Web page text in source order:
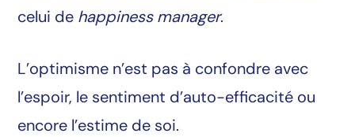
celui de happiness manager.
L’optimisme n’est pas à confondre avec
l’espoir, le sentiment d’auto-efficacité ou
encore l’estime de soi.